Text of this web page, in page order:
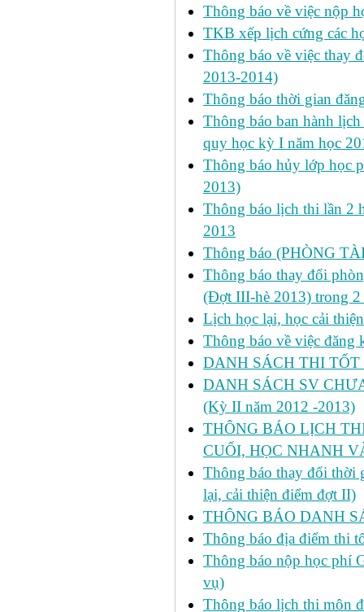
Thông báo về việc nộp
TKB xếp lịch cứng các
Thông báo về việc thay
2013-2014)
Thông báo thời gian
Thông báo ban hành
quy học kỳ I năm học
Thông báo hủy lớp học
2013)
Thông báo lịch thi lần 2
2013
Thông báo (PHÒNG
Thông báo thay đổi
(Đợt III-hè 2013) trong
Lịch học lại, học cải
Thông báo về việc
DANH SÁCH THI
DANH SÁCH SV
(Kỳ II năm 2012 -2013)
THÔNG BÁO LỊCH
CUỐI, HỌC NHANH
Thông báo thay đổi thời
lại, cải thiện điểm đợt II)
THÔNG BÁO DANH
Thông báo địa điểm thi
Thông báo nộp học phí
vụ)
Thông báo lịch thi môn